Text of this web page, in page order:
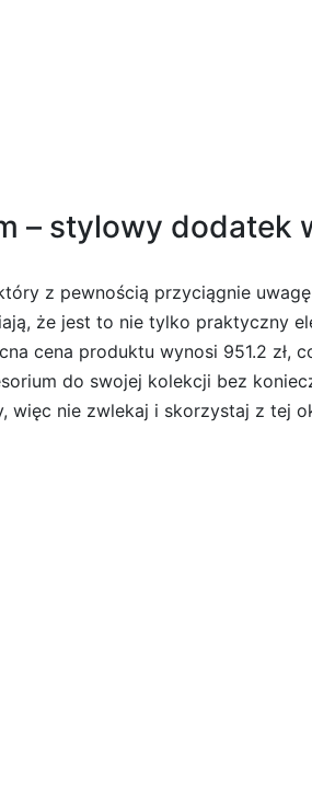
– stylowy dodatek
z pewnością przyciągnie
że jest to nie tylko praktyczny
cena produktu wynosi 951.2 zł,
do swojej kolekcji bez
więc nie zwlekaj i skorzystaj z tej